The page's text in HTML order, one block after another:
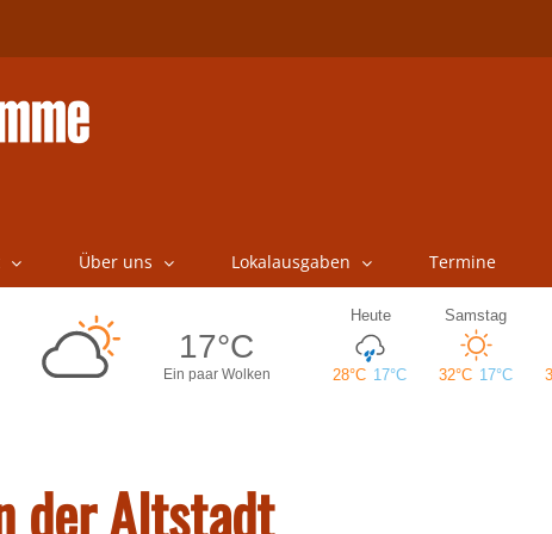
Über uns Lokalausgaben Termine
der Altstadt